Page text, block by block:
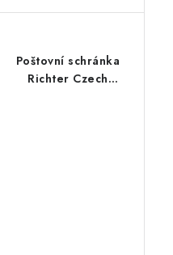
Poštovní schránka
Richter Czech